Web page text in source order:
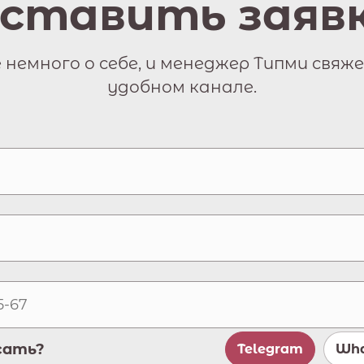
о себе, и менеджер Типми
удобном канале.
Telegram